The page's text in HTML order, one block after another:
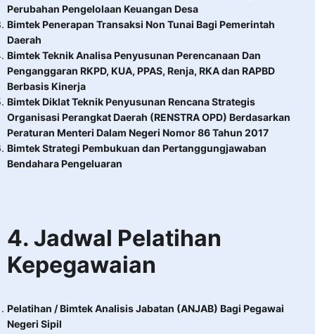
Perubahan Pengelolaan Keuangan Desa
Bimtek Penerapan Transaksi Non Tunai Bagi Pemerintah
Daerah
Bimtek Teknik Analisa Penyusunan Perencanaan Dan
Penganggaran RKPD, KUA, PPAS, Renja, RKA dan RAPBD
Berbasis Kinerja
Bimtek Diklat Teknik Penyusunan Rencana Strategis
Organisasi Perangkat Daerah (RENSTRA OPD) Berdasarkan
Peraturan Menteri Dalam Negeri Nomor 86 Tahun 2017
Bimtek Strategi Pembukuan dan Pertanggungjawaban
Bendahara Pengeluaran
4. Jadwal Pelatihan
Kepegawaian
Pelatihan / Bimtek Analisis Jabatan (ANJAB) Bagi Pegawai
Negeri Sipil